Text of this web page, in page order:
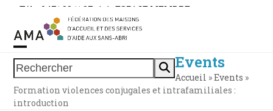
Skip
content
Tél. : 0471 38 11 37 | | ESPACE MEMBRE
Rechercher
Open
mobile
menu
Close
mobile
menu
Events
Accueil »Events »
Formation violences conjugales et intrafamiliales :
introduction